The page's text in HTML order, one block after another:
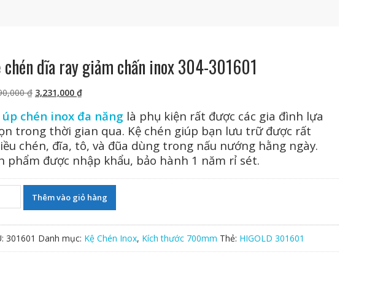
chén dĩa ray giảm chấn inox 304-301601
₫ Giá
là:
3,590,000 ₫.
3,231,000 ₫Giá
tại
là:
3,231,000 ₫.
úp chén inox đa năng là phụ kiện rất được các gia đình lựa
trong thời gian qua. Kệ chén giúp bạn lưu trữ được rất
chén, đĩa, tô, và đũa dùng trong nấu nướng hằng ngày.
phẩm được nhập khẩu, bảo hành 1 năm rỉ sét.
Thêm vào giỏ hàng
301601 Danh mục: Kệ Chén Inox, Kích thước 700mm Thẻ: HIGOLD 301601